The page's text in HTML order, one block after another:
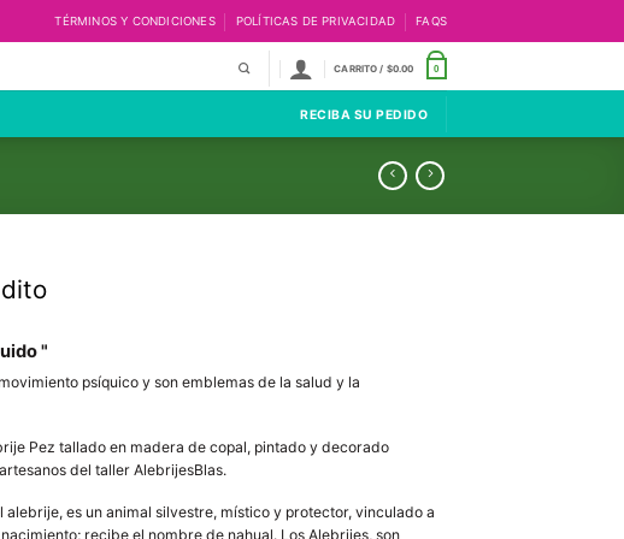
TÉRMINOS Y CONDICIONES POLÍTICAS DE PRIVACIDAD FAQS
CARRITO / $0.00 0
RECIBA SU PEDIDO
"
psíquico y son emblemas de la salud y la
Pez tallado en madera de copal, pintado y decorado
del taller AlebrijesBlas.
alebrije, es un animal silvestre, místico y protector, vinculado a
recibe el nombre de nahual. Los Alebrijes, son